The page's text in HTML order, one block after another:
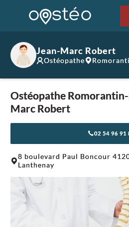
Jean-Marc Robert
Ostéopathe
Ostéopathe
Marc Robert
02 54 96 91
+
−
8 boulevard Paul Boncour
Lanthenay